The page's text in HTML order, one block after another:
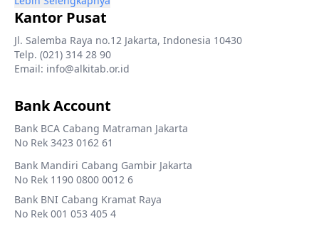
Kantor Pusat
Jl. Salemba Raya no.12 Jakarta, Indonesia 10430
Telp. (021) 314 28 90
Email: info@alkitab.or.id
Bank Account
Bank BCA Cabang Matraman Jakarta
No Rek 3423 0162 61
Bank Mandiri Cabang Gambir Jakarta
No Rek 1190 0800 0012 6
Bank BNI Cabang Kramat Raya
No Rek 001 053 405 4